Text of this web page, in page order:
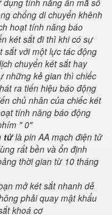
tính năng ẩn mã số
chống di chuyển khênh
hoạt tính năng báo
két sắt đi thì khi có sự
sắt với một lực tác động
chuyển két sắt hay
những kẻ gian thì chiếc
ra tiến hiệu báo động
chủ nhân của chiếc két
tính năng báo động
" 0"
tửlà pin AA mạch điện tử
rất bền và ổn định
thời gian từ 10 tháng
mở két sắt nhanh dễ
phải quay mật khẩu
khoá cơ